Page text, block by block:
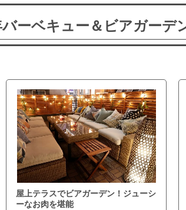
ーベキュー＆ビアガーデ
屋上テラスでビアガーデン！ジューシ
ーなお肉を堪能